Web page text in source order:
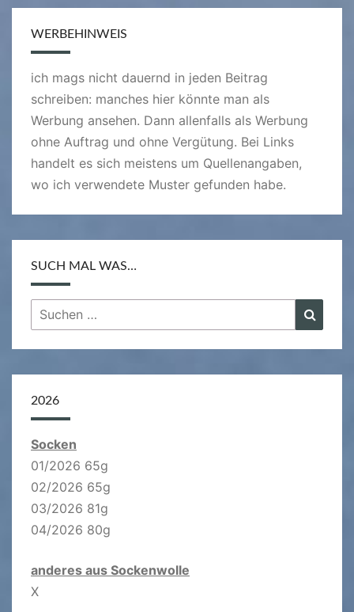
WERBEHINWEIS
ich mags nicht dauernd in jeden Beitrag
schreiben: manches hier könnte man als
Werbung ansehen. Dann allenfalls als Werbung
ohne Auftrag und ohne Vergütung. Bei Links
handelt es sich meistens um Quellenangaben,
wo ich verwendete Muster gefunden habe.
SUCH MAL WAS…
Suchen
nach:
2026
Socken
01/2026 65g
02/2026 65g
03/2026 81g
04/2026 80g
anderes aus Sockenwolle
X